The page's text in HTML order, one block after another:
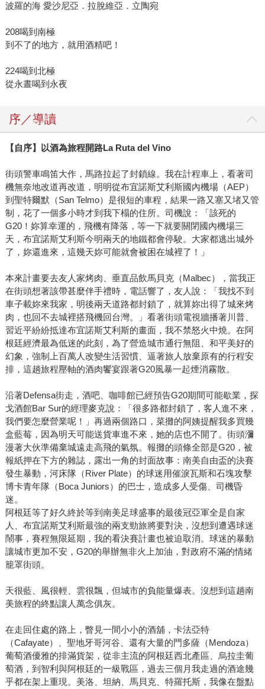
波羅的海 愛沙尼亞．拉脫維亞．立陶宛
208喝到南極
到不了的地方，就用酒精吧！
224喝到北極
從永晝喝到永夜
序／導讀
【自序】以酒為旅程開路La Ruta del Vino
街頭警車鳴笛大作，馬路拉起了封鎖線。我在計程車上，看著司
機無奈地改道再改道，明明從布宜諾斯艾利斯國內機場（AEP）
到聖特爾默（San Telmo）是很短的車程，結果一路又塞又堵又管
制，花了一個多小時才到我下榻的住所。司機說：「該死的
G20！妳算幸運的，飛機有降落，等一下就要關閉國內機場三
天，布宜諾斯艾利斯今明兩天的地鐵都會停駛。大家都逃出城外
了，妳還進來，這幾天妳可能就會被困在城裡了！」
本來計畫要去友人家烤肉、垂直品飲馬貝克（Malbec），當我正
在街頭想著該帶甚麼伴手禮時，電話響了，友人說：「我找不到
車子載妳來我家，明後兩天道路都封鎖了，就算妳出得了城來烤
肉，也回不去城裡搭飛機回台灣。」看著街頭電視牆播著川普、
習近平紛紛抵達布宜諾斯艾利斯的畫面，我不禁怒火中燒。在阿
根廷經濟最為低迷的此刻，為了營造城市通行無阻、和平美好的
幻象，強制上百萬人改變生活習慣、逼著旅人放棄原有的行程安
排，這趟旅程壓軸的酒肉饗宴跟著G20風暴一起煙消霧散。
沿著Defensa街走，酒吧、咖啡館已經預告G20期間可能歇業，探
戈酒館Bar Sur的經理麥克說：「很多路都封鎖了，客人進不來，
我們要怎麼營業呢！」再過兩個路口，菜攤的阿姨提醒我多買幾
盒藍莓，因為明天可能送貨車進不來，她的店也不開了。街頭瀰
漫著大伙準備棄城遠走高飛的氣氛。報攤的頭條全部是G20，被
報紙押在下方的雜誌，露出一角的封面故事：南美自由盃的決賽
發生暴動，河床隊（River Plate）的球迷用催淚瓦斯和石塊攻擊
博卡青年隊（Boca Juniors）的巴士，造成多人受傷、司機昏
迷。
阿根廷等了好久終於等到南美足球盛事的最後冠亞軍全是自家
人、布宜諾斯艾利斯最強的兩支勁旅將要對決，沒想到遭遇球迷
鬧事，賽程無限延期，我的看決賽計畫也被迫取消。球迷的暴動
讓城市更加不安，G20的舉辦無非火上加油，對政府不滿的情緒
籠罩街頭。
天很藍、風很輕、雲很飄，但城市的負能量爆表。沒想到這趟南
美旅程的終點讓人萬念俱灰。
在走回住處的路上，瞥見一間小小的酒舖，卡法亞特
（Cafayate）、聖地牙哥河谷、還有大量的門多薩（Mendoza）
葡萄酒優雅的排滿貨架，從非主流的阿根廷西北產區、烏拉圭葡
萄酒，到智利與阿根廷的一級戰區，過去三個月我走過的酒途幾
乎都在架上重現。美洛、坦納、馬貝克、特羅托斯，我像在盤點